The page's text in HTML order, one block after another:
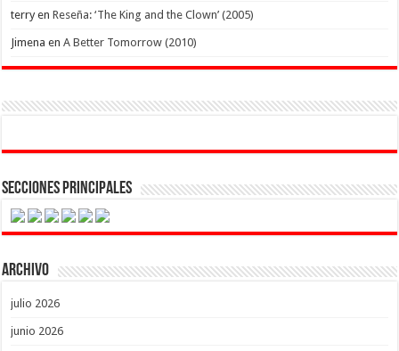
terryenReseña: ‘The King and the Clown’ (2005)
Jimena enA Better Tomorrow (2010)
Secciones Principales
Archivo
julio 2026
junio 2026